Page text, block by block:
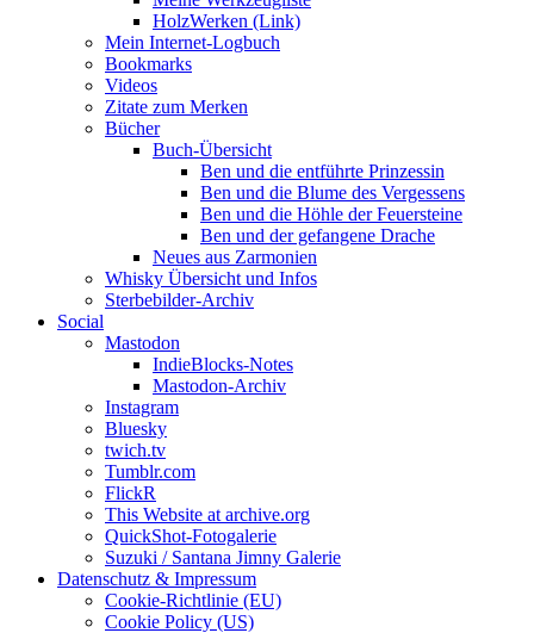
HolzWerken (Link)
Mein Internet-Logbuch
Bookmarks
Videos
Zitate zum Merken
Bücher
Buch-Übersicht
Ben und die entführte Prinzessin
Ben und die Blume des Vergessens
Ben und die Höhle der Feuersteine
Ben und der gefangene Drache
Neues aus Zarmonien
Whisky Übersicht und Infos
Sterbebilder-Archiv
Social
Mastodon
IndieBlocks-Notes
Mastodon-Archiv
Instagram
Bluesky
twich.tv
Tumblr.com
FlickR
This Website at archive.org
QuickShot-Fotogalerie
Suzuki / Santana Jimny Galerie
Datenschutz & Impressum
Cookie-Richtlinie (EU)
Cookie Policy (US)